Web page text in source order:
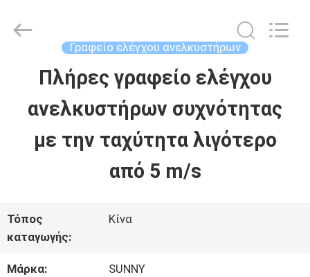
ΣΠΊΤΙ
ΠΕΡΊΠΟΥ
ΕΜΕΊΣ
SUNNY
Γραφείο ελέγχου ανελκυστήρων
Πλήρες γραφείο ελέγχου
ανελκυστήρων συχνότητας
με την ταχύτητα λιγότερο
από 5 m/s
Τόπος
καταγωγής:
Κίνα
Μάρκα: SUNNY